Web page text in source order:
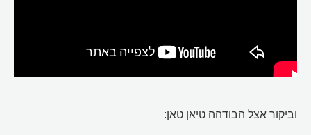
וביקור אצל הבודהה טיאן טאן: